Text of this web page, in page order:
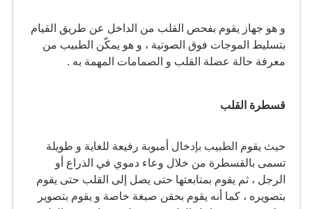
و هو جهاز يقوم بفحص القلب من الداخل عن طريق القيام
بتسليط الموجات فوق الصوتية ، و هو يمكّن الطبيب من
معرفة حالة عضلة القلب و الصمامات المهمة به .
قسطرة القلب
حيث يقوم الطبيب بإدخال أمبوبة رفيعة للغاية و طويلة
تسمى بالقسطرة من خلال وعاء دموي في الذراع أو
الرجل ، ثم يقوم بمتابعتها حتى يصل إلى القلب حتى يقوم
بتصويره ، كما أنه يقوم بحقن صبغة خاصة و يقوم بتصوير